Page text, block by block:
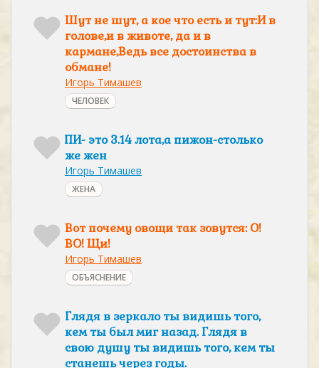
Шут не шут, а кое что есть и тут:И в
голове,и в животе, да и в
кармане,Ведь все достоинства в
обмане!
Игорь Тимашев
ЧЕЛОВЕК
ПИ- это 3.14 лота,а пижон-столько
же жен
Игорь Тимашев
ЖЕНА
Вот почему овощи так зовутся: О!
ВО! Щи!
Игорь Тимашев
ОБЪЯСНЕНИЕ
Глядя в зеркало ты видишь того,
кем ты был миг назад. Глядя в
свою душу ты видишь того, кем ты
станешь через годы.